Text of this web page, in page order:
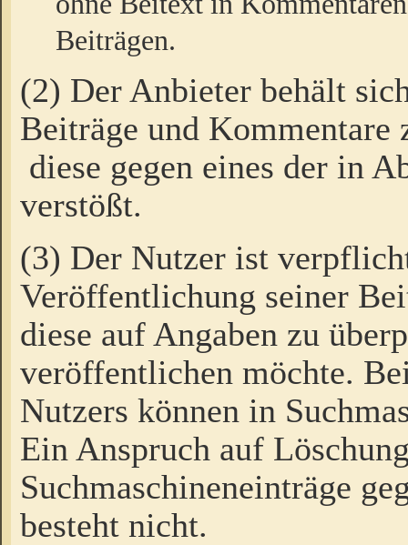
Beiträgen.
(2) Der Anbieter behält
Beiträge und Kommentare
diese gegen eines der in
verstößt.
(3) Der Nutzer ist
Veröffentlichung seiner
diese auf Angaben zu
veröffentlichen möchte.
Nutzers können in
Ein Anspruch auf
Suchmaschineneinträge
besteht nicht.